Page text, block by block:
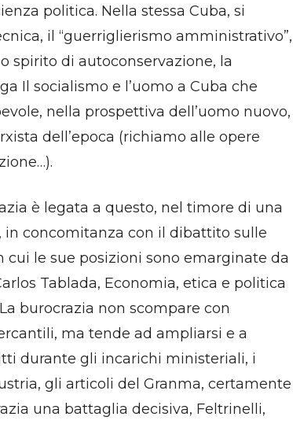
politica. Nella stessa Cuba, si
il “guerriglierismo amministrativo”,
spirito di autoconservazione, la
Il socialismo e l’uomo a Cuba che
nella prospettiva dell’uomo nuovo,
dell’epoca (richiamo alle opere
è legata a questo, nel timore di una
in concomitanza con il dibattito sulle
cui le sue posizioni sono emarginate da
Tablada, Economia, etica e politica
burocrazia non scompare con
ma tende ad ampliarsi e a
durante gli incarichi ministeriali, i
gli articoli del Granma, certamente
una battaglia decisiva, Feltrinelli,